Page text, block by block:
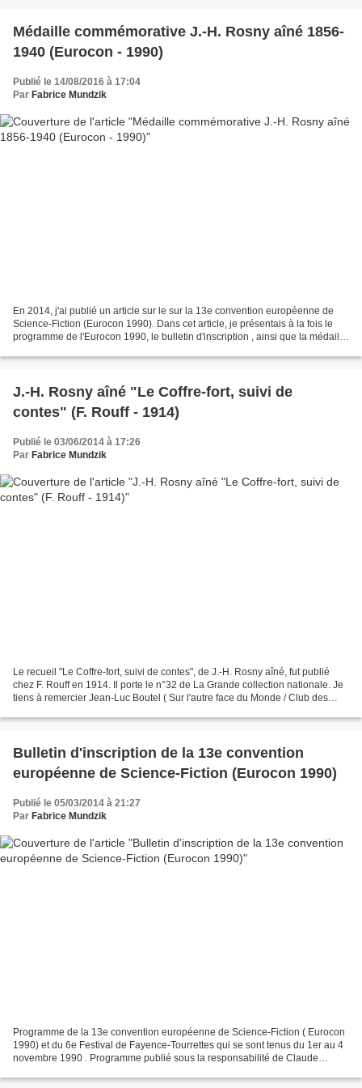
Médaille commémorative J.-H. Rosny aîné 1856-
1940 (Eurocon - 1990)
Publié le 14/08/2016 à 17:04
Par Fabrice Mundzik
En 2014, j'ai publié un article sur le sur la 13e convention européenne de
Science-Fiction (Eurocon 1990). Dans cet article, je présentais à la fois le
programme de l'Eurocon 1990, le bulletin d'inscription , ainsi que la médaille
J.-H. Rosny aîné "Le Coffre-fort, suivi de
contes" (F. Rouff - 1914)
Publié le 03/06/2014 à 17:26
Par Fabrice Mundzik
Le recueil "Le Coffre-fort, suivi de contes", de J.-H. Rosny aîné, fut publié
chez F. Rouff en 1914. Il porte le n°32 de La Grande collection nationale. Je
tiens à remercier Jean-Luc Boutel ( Sur l'autre face du Monde / Club des
Bulletin d'inscription de la 13e convention
européenne de Science-Fiction (Eurocon 1990)
Publié le 05/03/2014 à 21:27
Par Fabrice Mundzik
Programme de la 13e convention européenne de Science-Fiction ( Eurocon
1990) et du 6e Festival de Fayence-Tourrettes qui se sont tenus du 1er au 4
novembre 1990 . Programme publié sous la responsabilité de Claude